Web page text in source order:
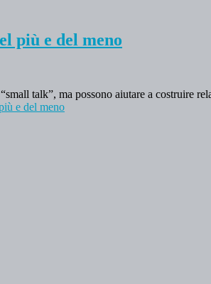
più e del meno
talk”, ma possono aiutare a costruire
e del meno